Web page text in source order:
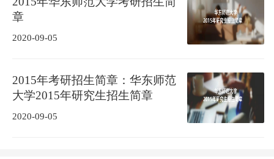
章
2020-09-05
2015年考研招生简章：华东师范
大学2015年研究生招生简章
2020-09-05